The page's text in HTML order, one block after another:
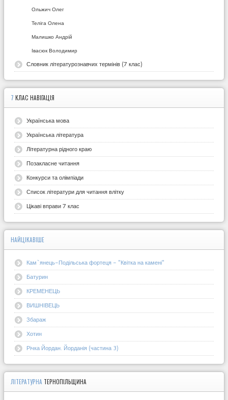
Ольжич Олег
Теліга Олена
Малишко Андрій
Івасюк Володимир
Словник літературознавчих термінів (7 клас)
7 КЛАС НАВІГАЦІЯ
Українська мова
Українська література
Літературна рідного краю
Позакласне читання
Конкурси та олімпіади
Список літератури для читання влітку
Цікаві вправи 7 клас
НАЙЦІКАВІШЕ
Кам`янець-Подільська фортеця - "Квітка на камені"
Батурин
КРЕМЕНЕЦЬ
ВИШНІВЕЦЬ
Збараж
Хотин
Річка Йордан. Йорданія (частина 3)
ЛІТЕРАТУРНА ТЕРНОПІЛЬЩИНА